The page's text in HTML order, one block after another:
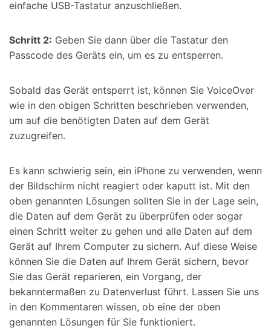
einfache USB-Tastatur anzuschließen.
Schritt 2: Geben Sie dann über die Tastatur den
Passcode des Geräts ein, um es zu entsperren.
Sobald das Gerät entsperrt ist, können Sie VoiceOver
wie in den obigen Schritten beschrieben verwenden,
um auf die benötigten Daten auf dem Gerät
zuzugreifen.
Es kann schwierig sein, ein iPhone zu verwenden, wenn
der Bildschirm nicht reagiert oder kaputt ist. Mit den
oben genannten Lösungen sollten Sie in der Lage sein,
die Daten auf dem Gerät zu überprüfen oder sogar
einen Schritt weiter zu gehen und alle Daten auf dem
Gerät auf Ihrem Computer zu sichern. Auf diese Weise
können Sie die Daten auf Ihrem Gerät sichern, bevor
Sie das Gerät reparieren, ein Vorgang, der
bekanntermaßen zu Datenverlust führt. Lassen Sie uns
in den Kommentaren wissen, ob eine der oben
genannten Lösungen für Sie funktioniert.